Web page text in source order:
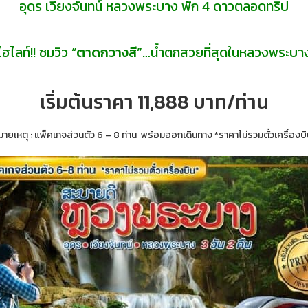
อุดร เวียงจันทน์ หลวงพระบาง พัก 4 ดาวตลอดทริป
ไลท์!! ชมวิว “ตาดกวางสี”…น้ำตกสวยที่สุดในหลวงพระบา
เริ่มต้นราคา 11,888 บาท/ท่าน
ายเหตุ : แพ็คเกจส่วนตัว 6 – 8 ท่าน พร้อมออกเดินทาง *ราคาไม่รวมตั๋วเครื่อง